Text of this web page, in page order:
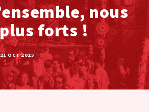
nous
forts !
OCT 2025